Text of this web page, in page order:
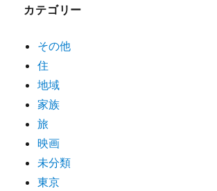
カテゴリー
その他
住
地域
家族
旅
映画
未分類
東京